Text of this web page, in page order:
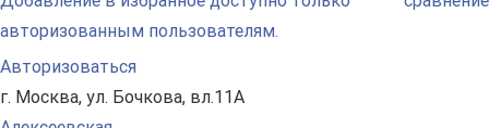
авторизованным пользователям.
Авторизоваться
г. Москва, ул. Бочкова, вл.11А